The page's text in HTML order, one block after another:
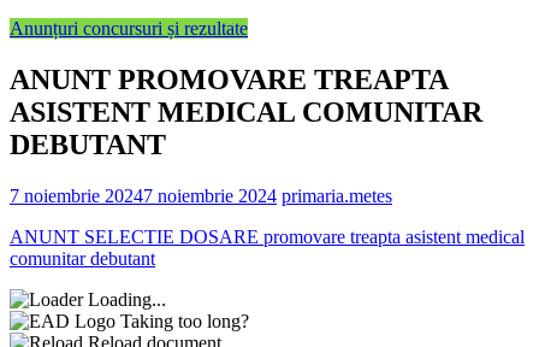
Anunțuri concursuri și rezultate
ANUNT PROMOVARE TREAPTA
ASISTENT MEDICAL COMUNITAR
DEBUTANT
7 noiembrie 20247 noiembrie 2024 primaria.metes
ANUNT SELECTIE DOSARE promovare treapta asistent medical
comunitar debutant
Loading...
Taking too long?